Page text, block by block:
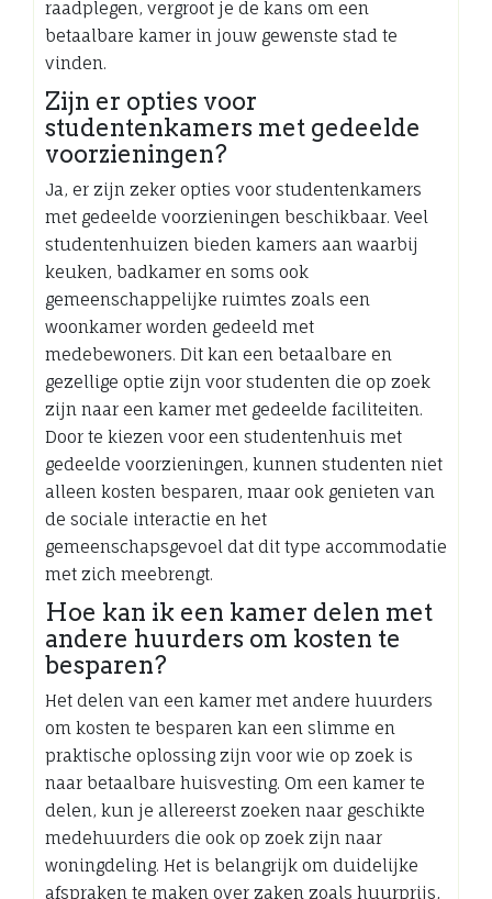
raadplegen, vergroot je de kans om een
betaalbare kamer in jouw gewenste stad te
vinden.
Zijn er opties voor
studentenkamers met gedeelde
voorzieningen?
Ja, er zijn zeker opties voor studentenkamers
met gedeelde voorzieningen beschikbaar. Veel
studentenhuizen bieden kamers aan waarbij
keuken, badkamer en soms ook
gemeenschappelijke ruimtes zoals een
woonkamer worden gedeeld met
medebewoners. Dit kan een betaalbare en
gezellige optie zijn voor studenten die op zoek
zijn naar een kamer met gedeelde faciliteiten.
Door te kiezen voor een studentenhuis met
gedeelde voorzieningen, kunnen studenten niet
alleen kosten besparen, maar ook genieten van
de sociale interactie en het
gemeenschapsgevoel dat dit type accommodatie
met zich meebrengt.
Hoe kan ik een kamer delen met
andere huurders om kosten te
besparen?
Het delen van een kamer met andere huurders
om kosten te besparen kan een slimme en
praktische oplossing zijn voor wie op zoek is
naar betaalbare huisvesting. Om een kamer te
delen, kun je allereerst zoeken naar geschikte
medehuurders die ook op zoek zijn naar
woningdeling. Het is belangrijk om duidelijke
afspraken te maken over zaken zoals huurprijs,